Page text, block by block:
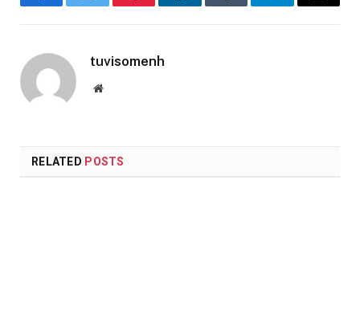
FacebookTwitter PinterestLinkedInTumblr TelegramEmail
tuvisomenh
Website
RELATED POSTS